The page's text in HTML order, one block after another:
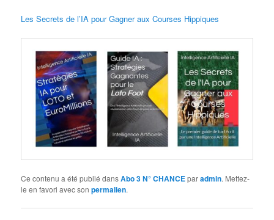
Les Secrets de l’IA pour Gagner aux Courses Hippiques
Ce contenu a été publié dansAbo 3 N° CHANCEparadmin. Mettez-
le en favori avec sonpermalien.